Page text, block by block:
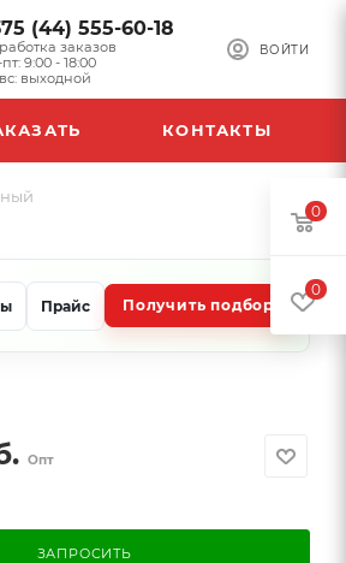
ВОЙТИ
(44) 555-60-18
заказов
9:00 - 18:00
выходной
КОНТАКТЫ
Прайс Получить подбор
Опт
ЗАПРОСИТЬ
0
0